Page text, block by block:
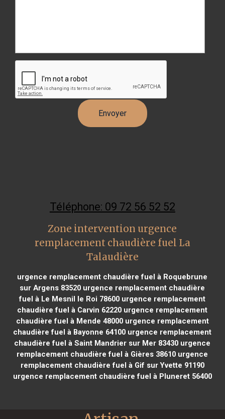
Téléphone: 09 72 56 52 52
Zone intervention urgence
remplacement chaudière fuel La
Talaudière
urgence remplacement chaudière fuel à Roquebrune
sur Argens 83520 urgence remplacement chaudière
fuel à Le Mesnil le Roi 78600 urgence remplacement
chaudière fuel à Carvin 62220 urgence remplacement
chaudière fuel à Mende 48000urgence remplacement
chaudière fuel à Bayonne 64100 urgence remplacement
chaudière fuel à Saint Mandrier sur Mer 83430 urgence
remplacement chaudière fuel à Gières 38610 urgence
remplacement chaudière fuel à Gif sur Yvette 91190
urgence remplacement chaudière fuel à Pluneret 56400